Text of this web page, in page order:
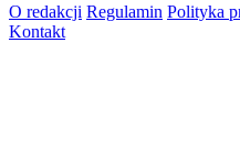
O redakcji Regulamin Polityka
Kontakt